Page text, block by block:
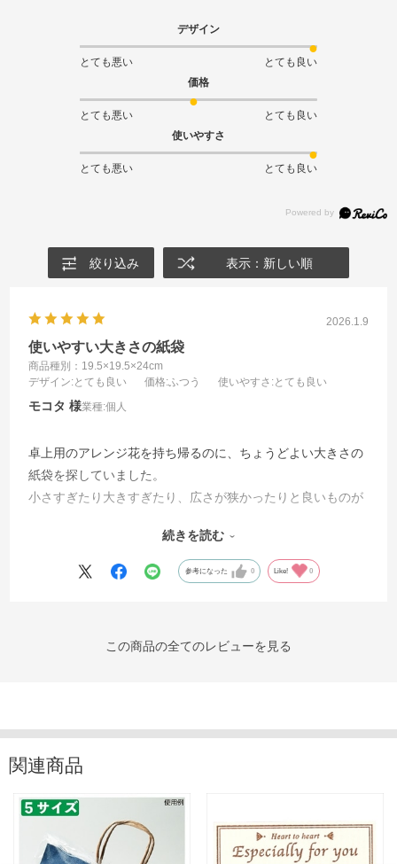
デザイン
とても悪い
とても良い
価格
とても悪い
とても良い
使いやすさ
とても悪い とても良い
絞り込み 表示：新しい順
2026.1.9
使いやすい大きさの紙袋
商品種別：19.5×19.5×24cm
デザイン:とても良い 価格:ふつう 使いやすさ :とても良い
モコタ 業種:個人
卓上用のアレンジ花を持ち帰るのに、ちょうどよい大きさの
紙袋を探していました。
小さすぎたり大きすぎたり、広さが狭かったりと良いものが
どうしようかと思っていたところ、こちらのお店で10枚から
の販売数で売っており、即購入させていただきました。袋底
にも厚紙がひかれており、丈夫で安定性抜群です。毎年必要
続きを読む
参考になった 0 Like! 0
この商品の全てのレビューを見る
関連商品